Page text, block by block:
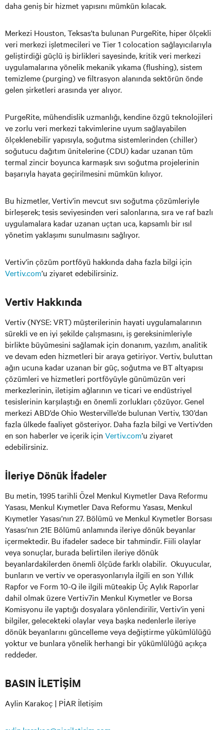
daha geniş bir hizmet yapısını mümkün kılacak.
Merkezi Houston, Teksas’ta bulunan PurgeRite, hiper ölçekli
veri merkezi işletmecileri ve Tier 1 colocation sağlayıcılarıyla
geliştirdiği güçlü iş birlikleri sayesinde, kritik veri merkezi
uygulamalarına yönelik mekanik yıkama (flushing), sistem
temizleme (purging) ve filtrasyon alanında sektörün önde
gelen şirketleri arasında yer alıyor.
PurgeRite, mühendislik uzmanlığı, kendine özgü teknolojileri
ve zorlu veri merkezi takvimlerine uyum sağlayabilen
ölçeklenebilir yapısıyla, soğutma sistemlerinden (chiller)
soğutucu dağıtım ünitelerine (CDU) kadar uzanan tüm
termal zincir boyunca karmaşık sıvı soğutma projelerinin
başarıyla hayata geçirilmesini mümkün kılıyor.
Bu hizmetler, Vertiv’in mevcut sıvı soğutma çözümleriyle
birleşerek; tesis seviyesinden veri salonlarına, sıra ve raf bazlı
uygulamalara kadar uzanan uçtan uca, kapsamlı bir ısıl
yönetim yaklaşımı sunulmasını sağlıyor.
Vertiv’in çözüm portföyü hakkında daha fazla bilgi için
Vertiv.com’u ziyaret edebilirsiniz.
Vertiv Hakkında
Vertiv (NYSE: VRT) müşterilerinin hayati uygulamalarının
sürekli ve en iyi şekilde çalışmasını, iş gereksinimleriyle
birlikte büyümesini sağlamak için donanım, yazılım, analitik
ve devam eden hizmetleri bir araya getiriyor. Vertiv, buluttan
ağın ucuna kadar uzanan bir güç, soğutma ve BT altyapısı
çözümleri ve hizmetleri portföyüyle günümüzün veri
merkezlerinin, iletişim ağlarının ve ticari ve endüstriyel
tesislerinin karşılaştığı en önemli zorlukları çözüyor. Genel
merkezi ABD’de Ohio Westerville’de bulunan Vertiv, 130’dan
fazla ülkede faaliyet gösteriyor. Daha fazla bilgi ve Vertiv’den
en son haberler ve içerik için Vertiv.com’u ziyaret
edebilirsiniz.
İleriye Dönük İfadeler
Bu metin, 1995 tarihli Özel Menkul Kıymetler Dava Reformu
Yasası, Menkul Kıymetler Dava Reformu Yasası, Menkul
Kıymetler Yasası’nın 27. Bölümü ve Menkul Kıymetler Borsası
Yasası’nın 21E Bölümü anlamında ileriye dönük beyanlar
içermektedir. Bu ifadeler sadece bir tahmindir. Fiili olaylar
veya sonuçlar, burada belirtilen ileriye dönük
beyanlardakilerden önemli ölçüde farklı olabilir. Okuyucular,
bunların ve vertiv ve operasyonlarıyla ilgili en son Yıllık
Rapfor ve Form 10-Q ile ilgili müteakip Üç Aylık Raporlar
dahil olmak üzere Vertiv7in Menkul Kıymetler ve Borsa
Komisyonu ile yaptığı dosyalara yönlendirilir, Vertiv’in yeni
bilgiler, gelecekteki olaylar veya başka nedenlerle ileriye
dönük beyanlarını güncelleme veya değiştirme yükümlülüğü
yoktur ve bunlara yönelik herhangi bir yükümlülüğü açıkça
reddeder.
BASIN İLETİŞİM
Aylin Karakoç | PİAR İletişim